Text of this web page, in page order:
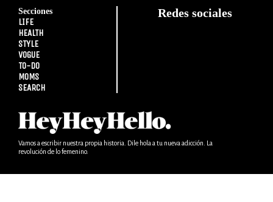
Secciones
LIFE
HEALTH
STYLE
VOGUE
TO-DO
MOMS
SEARCH
Redes sociales
Vamos a escribir nuestra propia historia. Dile hola a tu nueva adicción. La
revolución de lo femenino.